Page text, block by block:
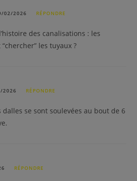
02/2026 RÉPONDRE
des canalisations : les
les tuyaux ?
2026 RÉPONDRE
dalles se sont soulevées au bout de 6
RÉPONDRE